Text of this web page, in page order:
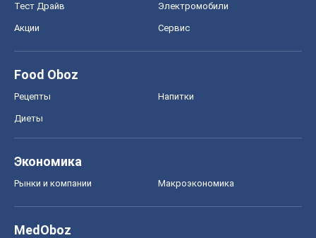
Тест Драйв Электромобили
Акции Сервис
Food Oboz
Рецепты Напитки
Диеты
Экономика
Рынки и компании Mакроэкономика
MedOboz